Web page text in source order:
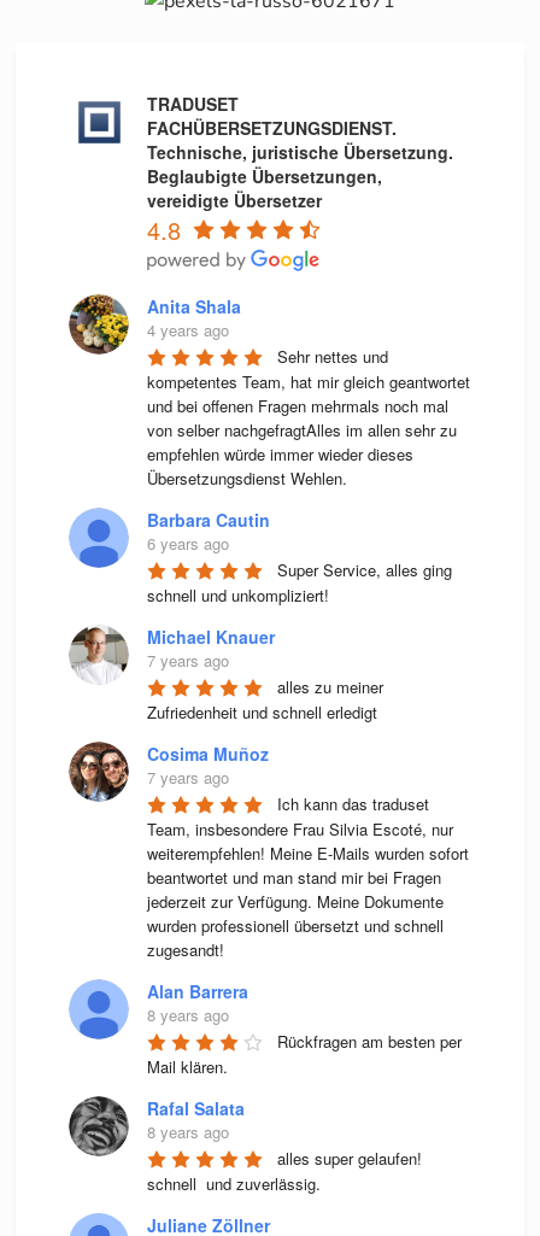
TRADUSET
FACHÜBERSETZUNGSDIENST.
Technische, juristische Übersetzung.
Beglaubigte Übersetzungen,
vereidigte Übersetzer
4.8
Anita Shala
4 years ago
Sehr nettes und
kompetentes Team, hat mir gleich geantwortet
und bei offenen Fragen mehrmals noch mal
von selber nachgefragtAlles im allen sehr zu
empfehlen würde immer wieder dieses
Übersetzungsdienst Wehlen.
Barbara Cautin
6 years ago
Super Service, alles ging
schnell und unkompliziert!
Michael Knauer
7 years ago
alles zu meiner
Zufriedenheit und schnell erledigt
Cosima Muñoz
7 years ago
Ich kann das traduset
Team, insbesondere Frau Silvia Escoté, nur
weiterempfehlen! Meine E-Mails wurden sofort
beantwortet und man stand mir bei Fragen
jederzeit zur Verfügung. Meine Dokumente
wurden professionell übersetzt und schnell
zugesandt!
Alan Barrera
8 years ago
Rückfragen am besten per
Mail klären.
Rafal Salata
8 years ago
alles super gelaufen!
schnell  und zuverlässig.
Juliane Zöllner